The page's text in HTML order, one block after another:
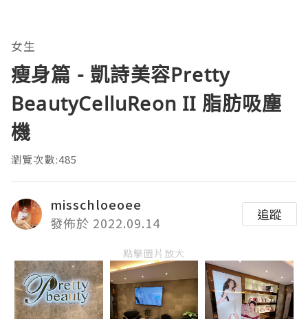
女生
瘦身篇 - 凱詩美容Pretty
BeautyCelluReon II 脂肪吸塵
機
瀏覽次數:485
misschloeoee
發佈於 2022.09.14
追蹤
點擊圖片放大